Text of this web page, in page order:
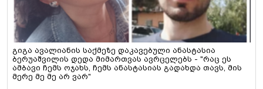
გიგა ავალიანის საქმეზე დაკავებული ანასტასია
ბერუაშვილის დედა მიმართვას ავრცელებს - "რაც ეს
ამბავი ჩემს ოჯახს, ჩემს ანასტასიას გადახდა თავს, მის
მერე მე მე არ ვარ"